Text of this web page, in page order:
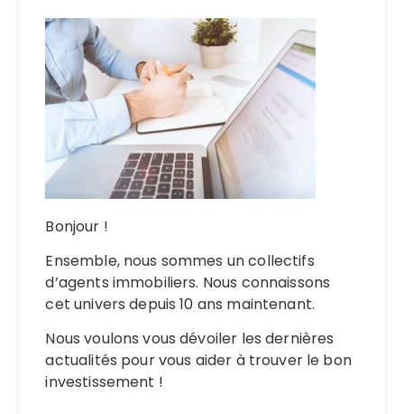
Bonjour !
Ensemble, nous sommes un collectifs
d’agents immobiliers. Nous connaissons
cet univers depuis 10 ans maintenant.
Nous voulons vous dévoiler les dernières
actualités pour vous aider à trouver le bon
investissement !